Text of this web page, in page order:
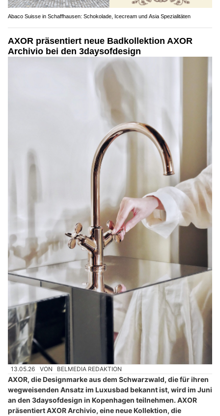
Abaco Suisse in Schaffhausen: Schokolade, Icecream und Asia Spezialitäten
AXOR präsentiert neue Badkollektion AXOR
Archivio bei den 3daysofdesign
13.05.26 VON BELMEDIA REDAKTION
AXOR, die Designmarke aus dem Schwarzwald, die für ihren
wegweisenden Ansatz im Luxusbad bekannt ist, wird im Juni
an den 3daysofdesign in Kopenhagen teilnehmen. AXOR
präsentiert AXOR Archivio, eine neue Kollektion, die